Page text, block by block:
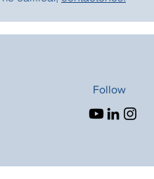
Follow